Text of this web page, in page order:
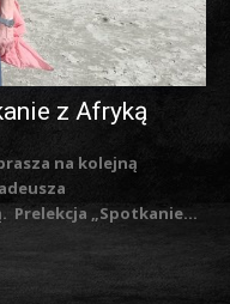
z Afryką
na kolejną
Zarzyckiego pt. Spotkanie z Afryką. Prelekcja „Spotkanie...